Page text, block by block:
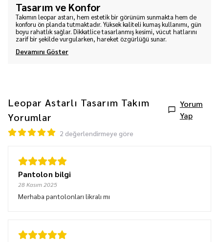
Tasarım ve Konfor
Takımın leopar astarı, hem estetik bir görünüm sunmakta hem de
konforu ön planda tutmaktadır. Yüksek kaliteli kumaş kullanımı, gün
boyu rahatlık sağlar. Dikkatlice tasarlanmış kesimi, vücut hatlarını
zarif bir şekilde vurgularken, hareket özgürlüğü sunar.
Devamını Göster
Leopar Astarlı Tasarım Takım
Yorumlar
Yorum
Yap
2 değerlendirmeye göre
Pantolon bilgi
28 Kasım 2025
Merhaba pantolonları likralı mı